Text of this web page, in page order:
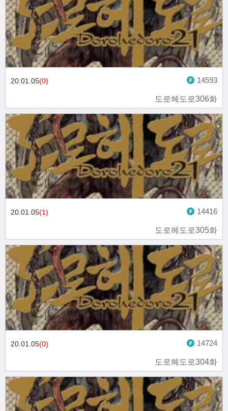
도로헤도로306화
20.01.05(0) 14593
도로헤도로305화
20.01.05(1) 14416
도로헤도로304화
20.01.05(0) 14724